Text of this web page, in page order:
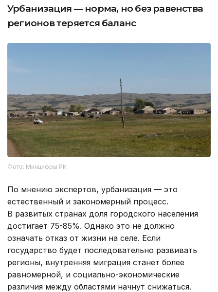
Урбанизация — норма, но без равенства
регионов теряется баланс
Фото: Минцифры РК
По мнению экспертов, урбанизация — это
естественный и закономерный процесс.
В развитых странах доля городского населения
достигает 75-85%. Однако это не должно
означать отказ от жизни на селе. Если
государство будет последовательно развивать
регионы, внутренняя миграция станет более
равномерной, и социально-экономические
различия между областями начнут снижаться.